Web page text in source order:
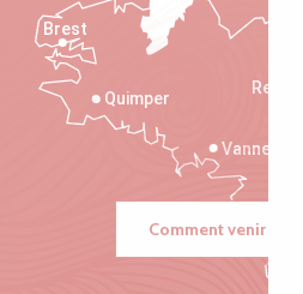
Rennes
Vannes
Quimper
Brest
Comment venir ?